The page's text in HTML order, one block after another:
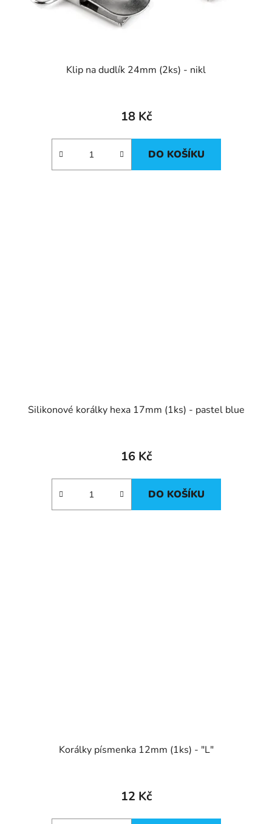
Klip na dudlík 24mm (2ks) - nikl
18 Kč
DO KOŠÍKU
Silikonové korálky hexa 17mm (1ks) - pastel blue
16 Kč
DO KOŠÍKU
Korálky písmenka 12mm (1ks) - "L"
12 Kč